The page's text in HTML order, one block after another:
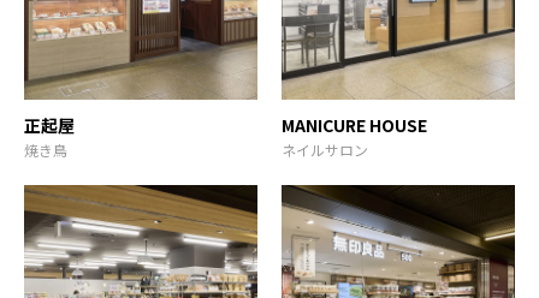
正起屋
焼き鳥
MANICURE HOUSE
ネイルサロン